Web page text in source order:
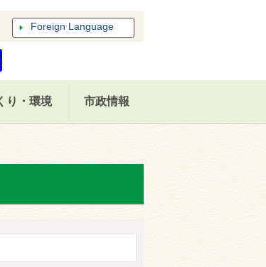
Foreign Language
り・環境 市政情報